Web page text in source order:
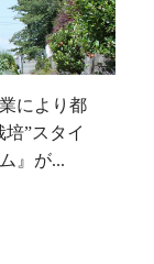
により都
”スタイ
』が...